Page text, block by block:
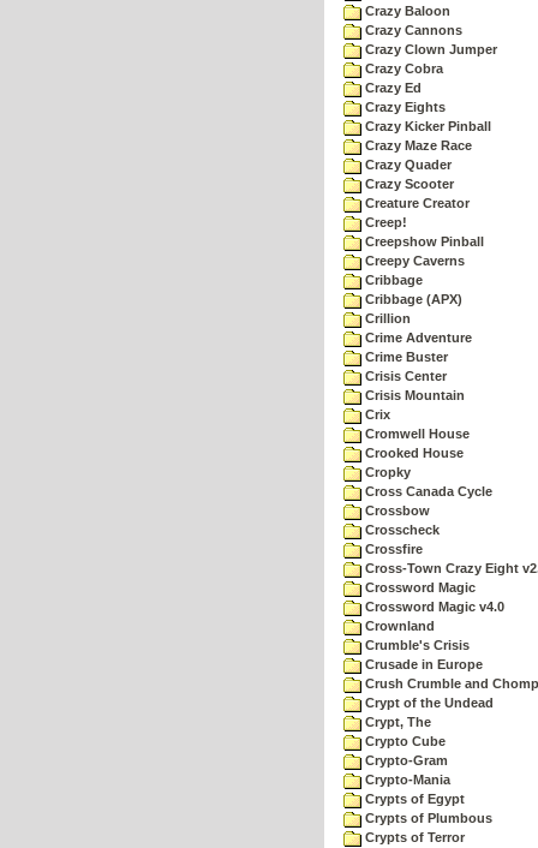
Crazy Baloon
Crazy Cannons
Crazy Clown Jumper
Crazy Cobra
Crazy Ed
Crazy Eights
Crazy Kicker Pinball
Crazy Maze Race
Crazy Quader
Crazy Scooter
Creature Creator
Creep!
Creepshow Pinball
Creepy Caverns
Cribbage
Cribbage (APX)
Crillion
Crime Adventure
Crime Buster
Crisis Center
Crisis Mountain
Crix
Cromwell House
Crooked House
Cropky
Cross Canada Cycle
Crossbow
Crosscheck
Crossfire
Cross-Town Crazy Eight
Crossword Magic
Crossword Magic v4.0
Crownland
Crumble's Crisis
Crusade in Europe
Crush Crumble and Chomp
Crypt of the Undead
Crypt, The
Crypto Cube
Crypto-Gram
Crypto-Mania
Crypts of Egypt
Crypts of Plumbous
Crypts of Terror